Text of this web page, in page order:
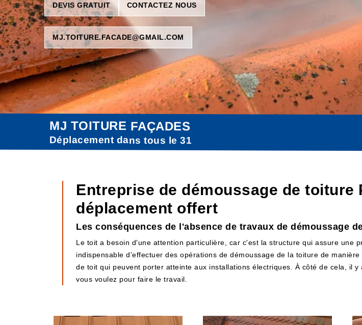
DEVIS GRATUIT CONTACTEZ NOUS
MJ.TOITURE.FACADE@GMAIL.COM
MJ TOITURE FAÇADES
Déplacement dans tous le 31
Entreprise de démoussage de toiture
déplacement offert
Les conséquences de l'absence de travaux de démoussage
Le toit a besoin d'une attention particulière, car c'est la structure qui assure une
indispensable d'effectuer des opérations de démoussage de la toiture de
de toit qui peuvent porter atteinte aux installations électriques. À côté de cela, il
vous voulez pour faire le travail.